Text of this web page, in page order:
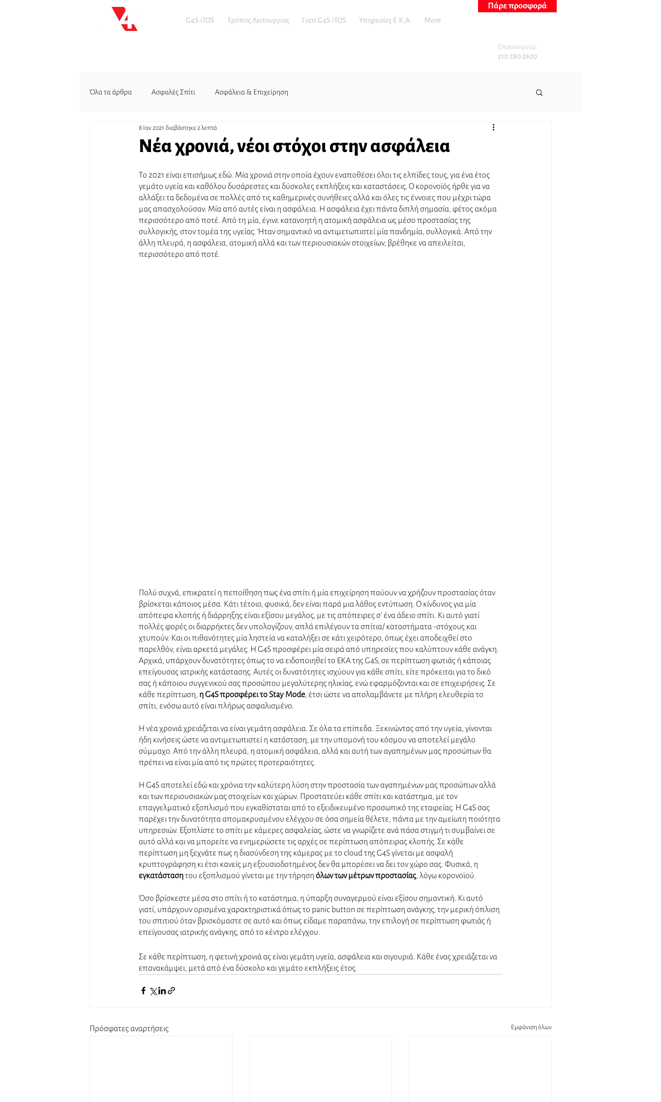
G4S iTOS Τρόπος Λειτουργίας Γιατί G4S iTOS Υπηρεσίες E.K.A. More
Πάρε προσφορά
Επικοινωνία:
210 280 2620
Όλα τα άρθρα Ασφαλές Σπίτι Ασφάλεια & Επιχείρηση
Νέα χρονιά, νέοι στόχοι στην ασφάλεια
8 Ιαν 2021 διαβάστηκε 2 λεπτά
Το 2021 είναι επισήμως εδώ. Μία χρονιά στην οποία έχουν εναποθέσει όλοι τις ελπίδες τους, για ένα έτος
γεμάτο υγεία και καθόλου δυσάρεστες και δύσκολες εκπλήξεις και καταστάσεις. Ο κορονοϊός ήρθε για να
αλλάξει τα δεδομένα σε πολλές από τις καθημερινές συνήθειες αλλά και όλες τις έννοιες που μέχρι τώρα
μας απασχολούσαν. Μία από αυτές είναι η ασφάλεια. Η ασφάλεια έχει πάντα διπλή σημασία, φέτος ακόμα
περισσότερο από ποτέ. Από τη μία, έγινε κατανοητή η ατομική ασφάλεια ως μέσο προστασίας της
συλλογικής, στον τομέα της υγείας. Ήταν σημαντικό να αντιμετωπιστεί μία πανδημία, συλλογικά. Από την
άλλη πλευρά, η ασφάλεια, ατομική αλλά και των περιουσιακών στοιχείων, βρέθηκε να απειλείται,
περισσότερο από ποτέ.
Πολύ συχνά, επικρατεί η πεποίθηση πως ένα σπίτι ή μία επιχείρηση παύουν να χρήζουν προστασίας όταν
βρίσκεται κάποιος μέσα. Κάτι τέτοιο, φυσικά, δεν είναι παρά μια λάθος εντύπωση. Ο κίνδυνος για μία
απόπειρα κλοπής ή διάρρηξης είναι εξίσου μεγάλος, με τις απόπειρες σ’ ένα άδειο σπίτι. Κι αυτό γιατί
πολλές φορές οι διαρρήκτες δεν υπολογίζουν, απλά επιλέγουν τα σπίτια/ καταστήματα -στόχους και
χτυπούν. Και οι πιθανότητες μία ληστεία να καταλήξει σε κάτι χειρότερο, όπως έχει αποδειχθεί στο
παρελθόν, είναι αρκετά μεγάλες. Η G4S προσφέρει μία σειρά από υπηρεσίες που καλύπτουν κάθε ανάγκη.
Αρχικά, υπάρχουν δυνατότητες όπως το να ειδοποιηθεί το ΕΚΑ της G4S, σε περίπτωση φωτιάς ή κάποιας
επείγουσας ιατρικής κατάστασης. Αυτές οι δυνατότητες ισχύουν για κάθε σπίτι, είτε πρόκειται για το δικό
σας ή κάποιου συγγενικού σας προσώπου μεγαλύτερης ηλικίας, ενώ εφαρμόζονται και σε επιχειρήσεις. Σε
κάθε περίπτωση, η G4S προσφέρει το Stay Mode, έτσι ώστε να απολαμβάνετε με πλήρη ελευθερία το
σπίτι, ενόσω αυτό είναι πλήρως ασφαλισμένο.
Η νέα χρονιά χρειάζεται να είναι γεμάτη ασφάλεια. Σε όλα τα επίπεδα. Ξεκινώντας από την υγεία, γίνονται
ήδη κινήσεις ώστε να αντιμετωπιστεί η κατάσταση, με την υπομονή του κόσμου να αποτελεί μεγάλο
σύμμαχο. Από την άλλη πλευρά, η ατομική ασφάλεια, αλλά και αυτή των αγαπημένων μας προσώπων θα
πρέπει να είναι μία από τις πρώτες προτεραιότητες.
Η G4S αποτελεί εδώ και χρόνια την καλύτερη λύση στην προστασία των αγαπημένων μας προσώπων αλλά
και των περιουσιακών μας στοιχείων και χώρων. Προστατεύει κάθε σπίτι και κατάστημα, με τον
επαγγελματικό εξοπλισμό που εγκαθίσταται από το εξειδικευμένο προσωπικό της εταιρείας. Η G4S σας
παρέχει την δυνατότητα απομακρυσμένου ελέγχου σε όσα σημεία θέλετε, πάντα με την αμείωτη ποιότητα
υπηρεσιών. Εξοπλίστε το σπίτι με κάμερες ασφαλείας, ώστε να γνωρίζετε ανά πάσα στιγμή τι συμβαίνει σε
αυτό αλλά και να μπορείτε να ενημερώσετε τις αρχές σε περίπτωση απόπειρας κλοπής. Σε κάθε
περίπτωση μη ξεχνάτε πως η διασύνδεση της κάμερας με το cloud της G4S γίνεται με ασφαλή
κρυπτογράφηση κι έτσι κανείς μη εξουσιοδοτημένος δεν θα μπορέσει να δει τον χώρο σας. Φυσικά, η
εγκατάσταση του εξοπλισμού γίνεται με την τήρηση όλων των μέτρων προστασίας, λόγω κορονοϊού.
Όσο βρίσκεστε μέσα στο σπίτι ή το κατάστημα, η ύπαρξη συναγερμού είναι εξίσου σημαντική. Κι αυτό
γιατί, υπάρχουν ορισμένα χαρακτηριστικά όπως το panic button σε περίπτωση ανάγκης, την μερική όπλιση
του σπιτιού όταν βρισκόμαστε σε αυτό και όπως είδαμε παραπάνω, την επιλογή σε περίπτωση φωτιάς ή
επείγουσας ιατρικής ανάγκης, από το κέντρο ελέγχου.
Σε κάθε περίπτωση, η φετινή χρονιά ας είναι γεμάτη υγεία, ασφάλεια και σιγουριά. Κάθε ένας χρειάζεται να
επανακάμψει, μετά από ένα δύσκολο και γεμάτο εκπλήξεις έτος.
Πρόσφατες αναρτήσεις Εμφάνιση όλων